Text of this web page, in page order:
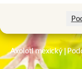
Axolotl mexický |